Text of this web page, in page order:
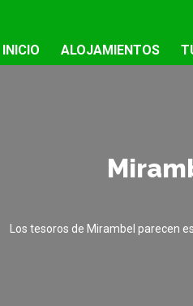
INICIO ALOJAMIENTOS
Los tesoros de Mirambel parecen